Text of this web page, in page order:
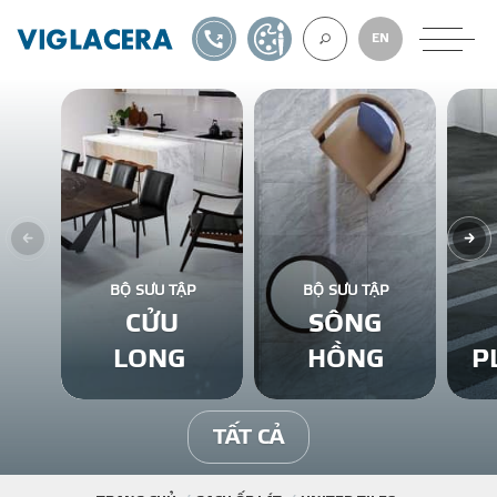
VỀ CHÚNG
GẠCH ỐP LÁT
BÊ TÔNG KHÍ
NGÓI LỢP
EN
1900561582TỰ THIẾT KẾ
BỘ SƯU TẬP
CỬU
LONG
BỘ SƯU TẬP
SÔNG
HỒNG
TẤT CẢ